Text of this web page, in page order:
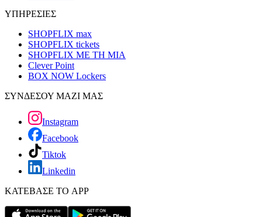
ΥΠΗΡΕΣΙΕΣ
SHOPFLIX max
SHOPFLIX tickets
SHOPFLIX ΜΕ ΤΗ ΜΙΑ
Clever Point
BOX NOW Lockers
ΣΥΝΔΕΣΟΥ ΜΑΖΙ ΜΑΣ
Instagram
Facebook
Tiktok
Linkedin
ΚΑΤΕΒΑΣΕ ΤΟ APP